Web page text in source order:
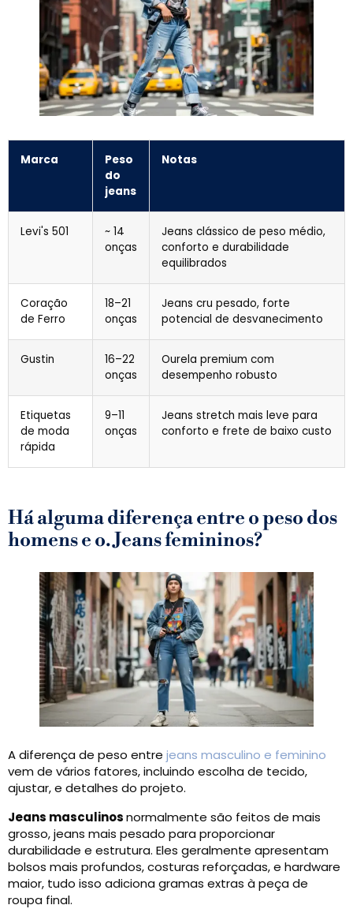
Marca
Peso
do
jeans
Notas
Levi's 501
~ 14
onças
Jeans clássico de peso médio,
conforto e durabilidade
equilibrados
Coração
de Ferro
18–21
onças
Jeans cru pesado, forte
potencial de desvanecimento
Gustin
16–22
onças
Ourela premium com
desempenho robusto
Etiquetas
de moda
rápida
9–11
onças
Jeans stretch mais leve para
conforto e frete de baixo custo
Há alguma diferença entre o peso dos
homens e o. Jeans femininos?
A diferença de peso entre jeans masculino e feminino
vem de vários fatores, incluindo escolha de tecido,
ajustar, e detalhes do projeto.
Jeans masculinosnormalmente são feitos de mais
grosso, jeans mais pesado para proporcionar
durabilidade e estrutura. Eles geralmente apresentam
bolsos mais profundos, costuras reforçadas, e hardware
maior, tudo isso adiciona gramas extras à peça de
roupa final.